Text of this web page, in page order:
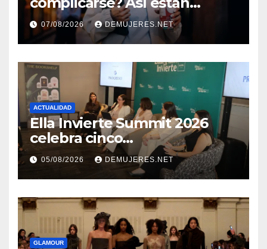
cambiando sus hábitos las
nuevas generaciones
07/08/2026 DEMUJERES.NET
ACTUALIDAD
Ella Invierte Summit 2026
celebra cinco
añosimpulsando a las
mujeres a construir su
independencia financiera
05/08/2026 DEMUJERES.NET
GLAMOUR